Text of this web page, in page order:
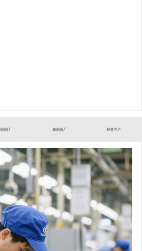
国验厂 越南验厂 精益生产